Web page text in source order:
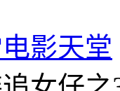
影天堂